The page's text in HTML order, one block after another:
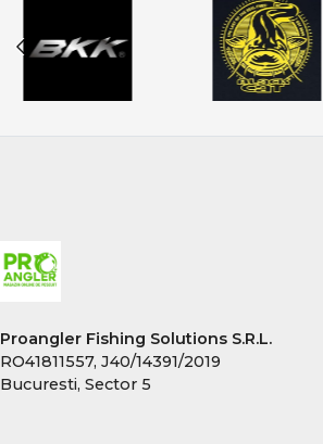
Prox Inc.
Rapala
Ryobi
Savage Gear
Shakespeare
Sonik
Proangler Fishing Solutions S.R.L.
RO41811557, J40/14391/2019
Bucuresti, Sector 5